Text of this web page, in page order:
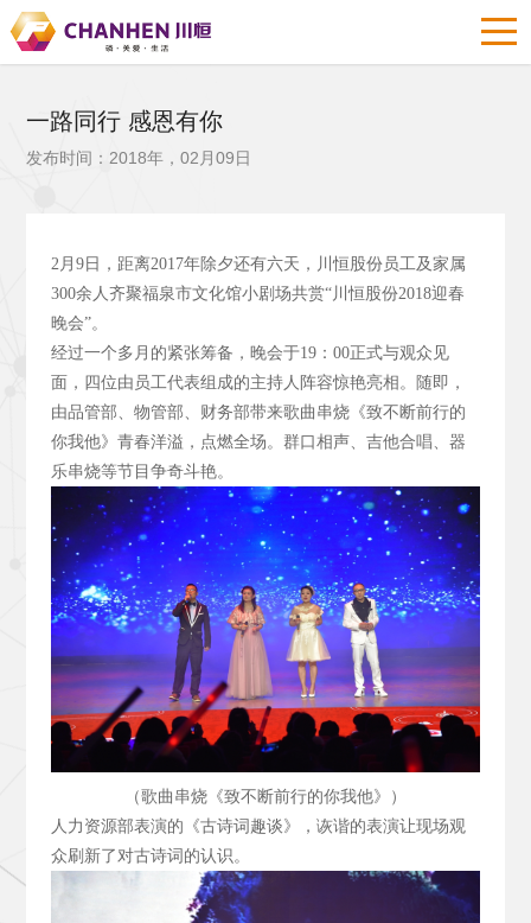
一路同行 感恩有你
发布时间：2018年，02月09日
2月9日，距离2017年除夕还有六天，川恒股份员工及家属
300余人齐聚福泉市文化馆小剧场共赏“川恒股份2018迎春
晚会”。
经过一个多月的紧张筹备，晚会于19：00正式与观众见
面，四位由员工代表组成的主持人阵容惊艳亮相。随即，
由品管部、物管部、财务部带来歌曲串烧《致不断前行的
你我他》青春洋溢，点燃全场。群口相声、吉他合唱、器
乐串烧等节目争奇斗艳。
（歌曲串烧《致不断前行的你我他》）
人力资源部表演的《古诗词趣谈》，诙谐的表演让现场观
众刷新了对古诗词的认识。